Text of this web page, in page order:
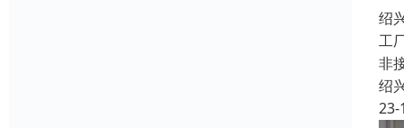
绍
工
非
绍
23-